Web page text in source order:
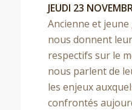
JEUDI 23
Ancienne et
nous donnent
respectifs sur le
nous parlent de
les enjeux
confrontés